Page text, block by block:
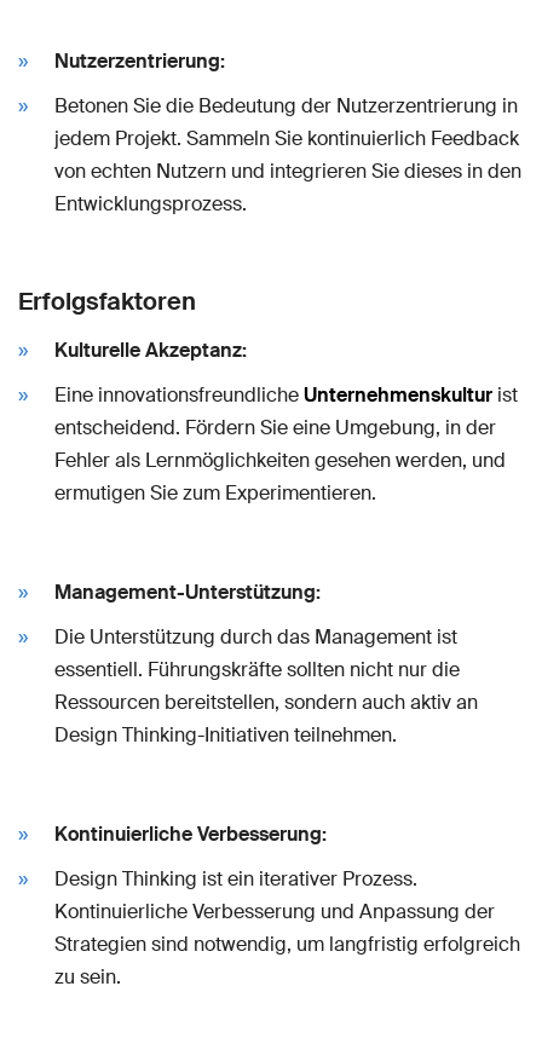
Nutzerzentrierung:
Betonen Sie die Bedeutung der Nutzerzentrierung in
jedem Projekt. Sammeln Sie kontinuierlich Feedback
von echten Nutzern und integrieren Sie dieses in den
Entwicklungsprozess.
Erfolgsfaktoren
Kulturelle Akzeptanz:
Eine innovationsfreundlicheUnternehmenskultur ist
entscheidend. Fördern Sie eine Umgebung, in der
Fehler als Lernmöglichkeiten gesehen werden, und
ermutigen Sie zum Experimentieren.
Management-Unterstützung:
Die Unterstützung durch das Management ist
essentiell. Führungskräfte sollten nicht nur die
Ressourcen bereitstellen, sondern auch aktiv an
Design Thinking-Initiativen teilnehmen.
Kontinuierliche Verbesserung:
Design Thinking ist ein iterativer Prozess.
Kontinuierliche Verbesserung und Anpassung der
Strategien sind notwendig, um langfristig erfolgreich
zu sein.